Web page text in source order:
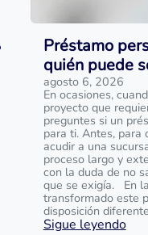
Préstamo
quién puede
agosto 6, 2026
En ocasiones,
proyecto que
preguntes si un
para ti. Antes, para
acudir a una
proceso largo y
con la duda de no
que se exigía. En
transformado este
disposición
Sigue leyendo